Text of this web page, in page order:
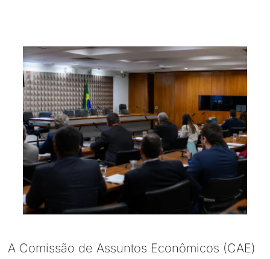
A Comissão de Assuntos Econômicos (CAE)